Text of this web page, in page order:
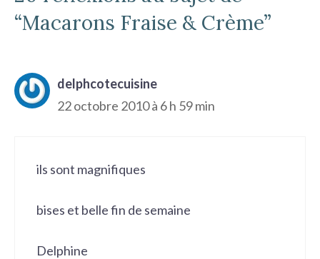
“Macarons Fraise & Crème”
delphcotecuisine
22 octobre 2010 à 6 h 59 min
ils sont magnifiques
bises et belle fin de semaine
Delphine